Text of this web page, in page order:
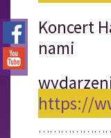
Koncert
nami
https://